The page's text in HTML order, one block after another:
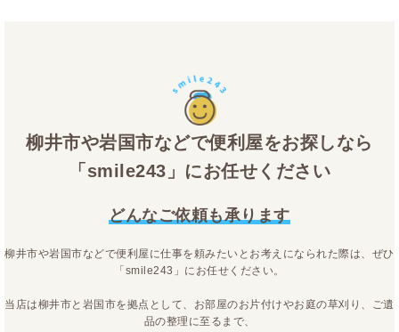
柳井市や岩国市などで便利屋をお探しなら
「smile243」にお任せください
どんなご依頼も承ります
柳井市や岩国市などで便利屋に仕事を頼みたいとお考えになられた際は、ぜひ
「smile243」にお任せください。
当店は柳井市と岩国市を拠点として、お部屋のお片付けやお庭の草刈り、ご遺
品の整理に至るまで、